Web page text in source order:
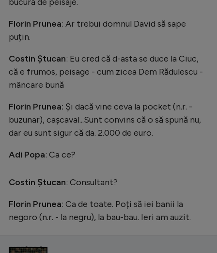
Florin Prunea: Ar trebui domnul David să sape
puțin.
Costin Ștucan: Eu cred că d-asta se duce la Ciuc,
că e frumos, peisage - cum zicea Dem Rădulescu -
mâncare bună
Florin Prunea: Și dacă vine ceva la pocket (n.r. -
buzunar), cașcaval...Sunt convins că o să spună nu,
dar eu sunt sigur că da. 2.000 de euro.
Adi Popa: Ca ce?
Costin Ștucan: Consultant?
Florin Prunea: Ca de toate. Poți să iei banii la
negoro (n.r. - la negru), la bau-bau. Ieri am auzit.
CITEȘTE ȘI